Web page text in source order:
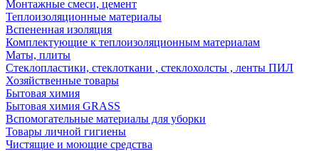
Монтажные смеси, цемент
Теплоизоляционные материалы
Вспененная изоляция
Комплектующие к теплоизоляционным материалам
Маты, плиты
Стеклопластики, стеклоткани , стеклохолсты , ленты ПИЛ
Хозяйственные товары
Бытовая химия
Бытовая химия GRASS
Вспомогательные материалы для уборки
Товары личной гигиены
Чистящие и моющие средства